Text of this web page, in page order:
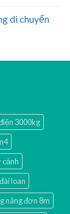
di chuyển
3000kg
cảnh
loan
nâng đơn 8m